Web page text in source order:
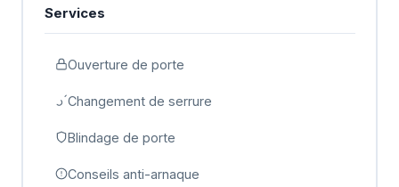
Services
Ouverture de porte
Changement de serrure
Blindage de porte
Conseils anti-arnaque